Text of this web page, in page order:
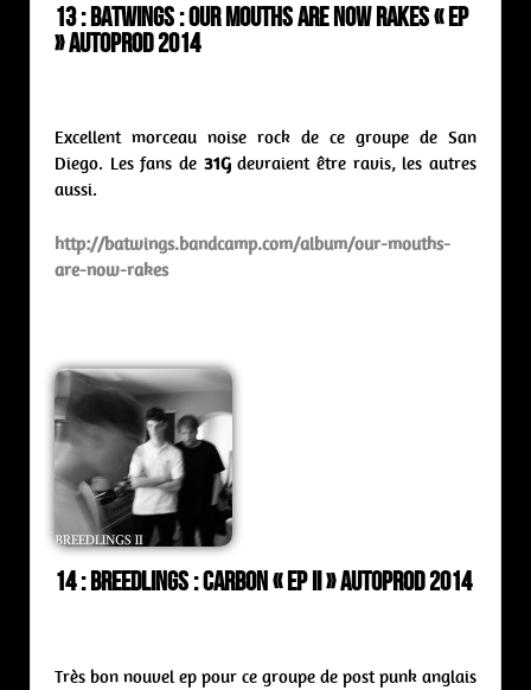
13 : Batwings : our mouths are now rakes « ep
» Autoprod 2014
Excellent morceau noise rock de ce groupe de San
Diego. Les fans de 31Gdevraient être ravis, les autres
aussi.
http://batwings.bandcamp.com/album/our-mouths-
are-now-rakes
14 : Breedlings : carbon « ep II » Autoprod 2014
Très bon nouvel ep pour ce groupe de post punk anglais